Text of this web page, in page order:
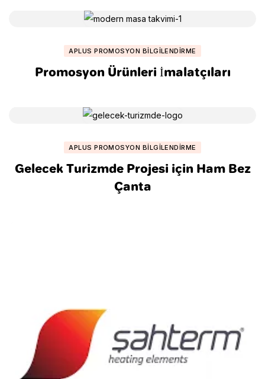
APLUS PROMOSYON BILGILENDIRME
Promosyon Ürünleri İmalatçıları
APLUS PROMOSYON BILGILENDIRME
Gelecek Turizmde Projesi için Ham Bez
Çanta